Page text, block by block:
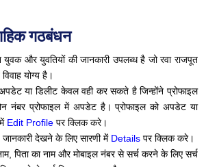
गठबंधन
और युवतियों की जानकारी उपलब्ध है जो रवा राजपूत
योग्य है।
या डिलीट केवल वही कर सकते है जिन्होंने प्रोफाइल
नंबर प्रोफाइल में अपडेट है। प्रोफाइल को अपडेट या
Edit Profile पर क्लिक करे।
जानकारी देखने के लिए सारणी में Details पर क्लिक करे।
पिता का नाम और मोबाइल नंबर से सर्च करने के लिए सर्च